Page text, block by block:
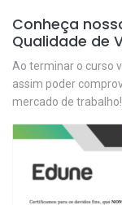
Conheça
Qualidade de
Ao terminar o curso
assim poder
mercado de trabalho!